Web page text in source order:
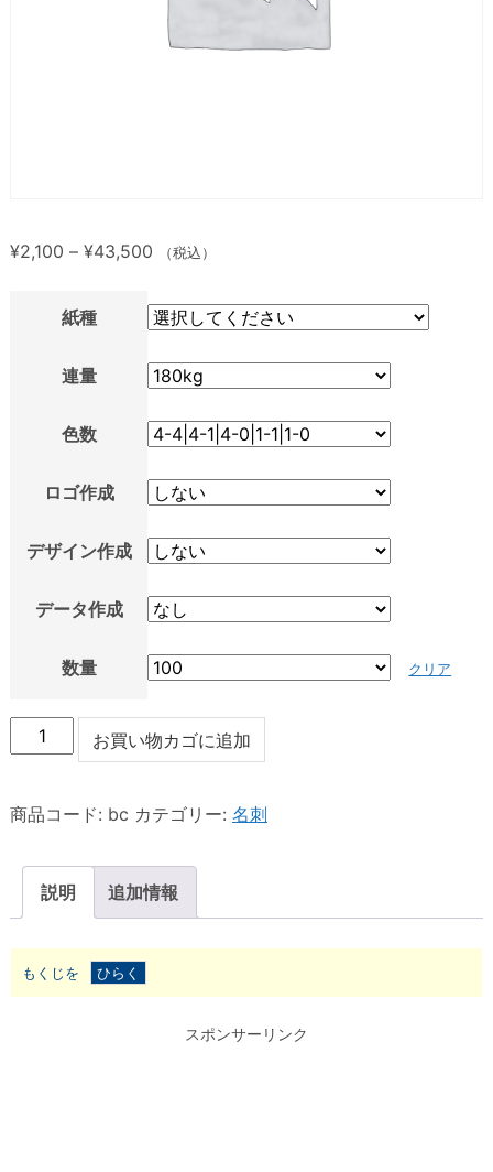
¥2,100 – ¥43,500 （税込）
紙種
連量
色数
ロゴ作成
デザイン作成
データ作成
数量 クリア
ト、
ト、
上
お買い物カゴに追加
商品コード: bc カテゴリー: 名刺
説明 追加情報
もくじを
1.
スポンサーリンク